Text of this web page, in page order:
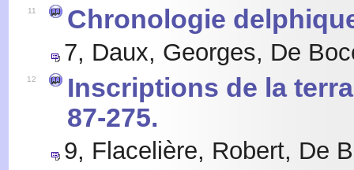
11 Chronologie
7, Daux, Georges, De
12
Inscriptions de la
87-275.
9, Flacelière, Robert, De